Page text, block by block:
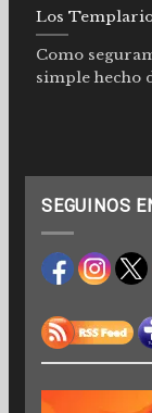
Los
Como
simple hecho
SEGUINOS